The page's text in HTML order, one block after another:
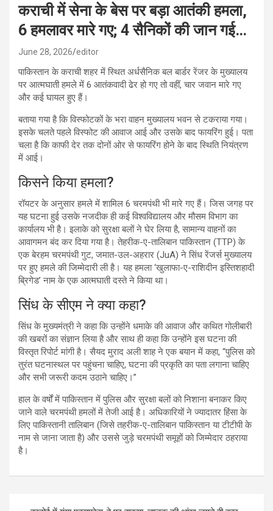
कराची में सेना के बेस पर बड़ा आतंकी हमला,
6 हमलावर मारे गए; 4 सैनिकों की जान गई…
June 28, 2026 editor
पाकिस्तान के कराची शहर में स्थित अर्धसैनिक बल बार्डर रेंजर के मुख्यालय
पर आत्मघाती हमले में 6 आतंकवादी ढेर हो गए तो वहीं, चार जवान मारे गए
और कई घायल हुए हैं।
बताया गया है कि विस्फोटकों के भरा वाहन मुख्यालय भवन से टकराया गया।
इसके चलते पहले विस्फोट की आवाज आई और उसके बाद फायरिंग हुई। पता
चला है कि काफी देर तक दोनों ओर से फायरिंग होने के बाद स्थिति नियंत्रण
में आई।
किसने किया हमला?
रॉयटर के अनुसार हमले में शामिल 6 चरमपंथी भी मारे गए हैं। जिस जगह पर
यह घटना हुई उसके नजदीक ही कई विश्वविद्यालय और मौसम विभाग का
कार्यालय भी है। इलाके को सुरक्षा बलों ने घेर लिया है, सामान्य वाहनों का
आवागमन बंद कर दिया गया है। तेहरीक-ए-तालिबान पाकिस्तान (TTP) के
एक बेरहम चरमपंथी गुट, जमात-उल-अहरार (JuA) ने सिंध रेंजर्स मुख्यालय
पर हुए हमले की जिम्मेदारी ली है। यह हमला ‘खुलाफा-ए-राशिदीन इस्तिशहादी
ब्रिगेड’ नाम के एक आत्मघाती दस्ते ने किया था।
सिंध के सीएम ने क्या कहा?
सिंध के मुख्यमंत्री ने कहा कि उन्होंने धमाके की आवाज और कथित गोलीबारी
की खबरों का संज्ञान लिया है और साथ ही कहा कि उन्होंने इस घटना की
विस्तृत रिपोर्ट मांगी है। सैयद मुराद अली शाह ने एक बयान में कहा, “पुलिस को
तुरंत घटनास्थल पर पहुंचना चाहिए, घटना की प्रकृति का पता लगाना चाहिए
और सभी जरूरी कदम उठाने चाहिए।”
हाल के वर्षों में पाकिस्तान में पुलिस और सुरक्षा बलों को निशाना बनाकर किए
जाने वाले चरमपंथी हमलों में तेजी आई है। अधिकारियों ने ज्यादातर हिंसा के
लिए पाकिस्तानी तालिबान (जिसे तहरीक-ए-तालिबान पाकिस्तान या टीटीपी के
नाम से जाना जाता है) और उससे जुड़े चरमपंथी समूहों को जिम्मेदार ठहराया
है।